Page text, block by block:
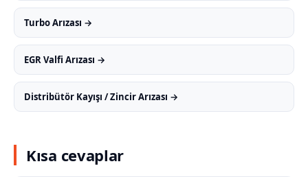
Turbo Arızası →
EGR Valfi Arızası →
Distribütör Kayışı / Zincir Arızası →
Kısa cevaplar